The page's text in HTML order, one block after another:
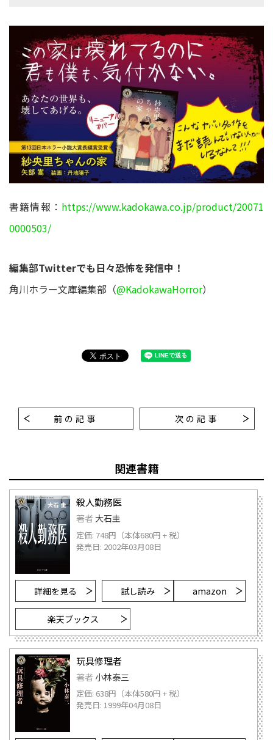
書籍情報： https://www.kadokawa.co.jp/product/20071
0000503/
編集部Twitterでも日々恐怖を発信中！
角川ホラー文庫編集部（@KadokawaHorror）
前の記事 次の記事
関連書籍
殺人勤務医
著者 大石圭
定価: 748円（本体680円 + 税）
発売日: 2002年03月08日
詳細を見る 試し読み amazon
楽天ブックス
玩具修理者
著者 小林泰三
定価: 638円（本体580円 + 税）
発売日: 1999年04月08日